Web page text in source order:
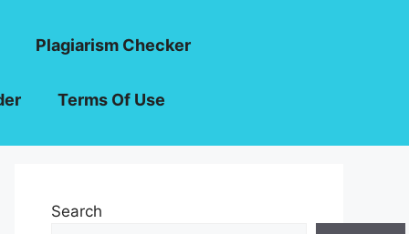
Plagiarism Checker
Terms Of Use
Search